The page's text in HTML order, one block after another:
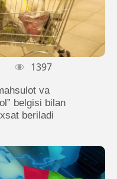
1397
va
belgisi bilan
beriladi